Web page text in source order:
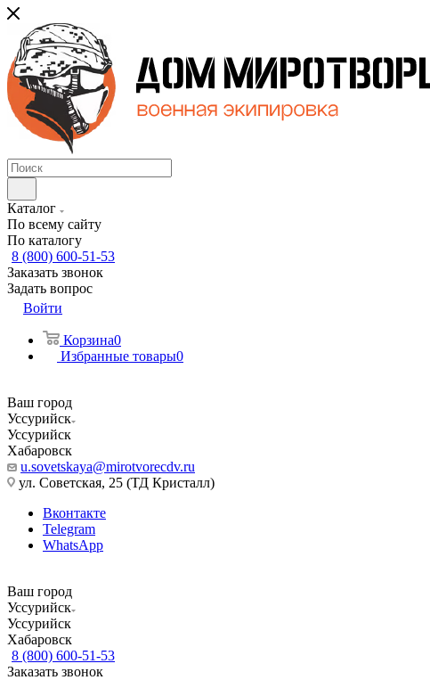
Каталог
По всему сайту
По каталогу
8 (800) 600-51-53
Заказать звонок
Задать вопрос
Войти
Корзина0
Избранные товары0
Ваш город
Уссурийск
Уссурийск
Хабаровск
u.sovetskaya@mirotvorecdv.ru
ул. Советская, 25 (ТД Кристалл)
Вконтакте
Telegram
WhatsApp
Ваш город
Уссурийск
Уссурийск
Хабаровск
8 (800) 600-51-53
Заказать звонок